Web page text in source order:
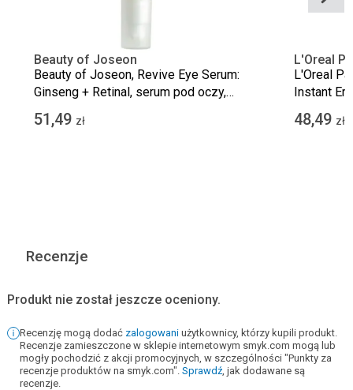
Beauty of Joseon
Beauty of Joseon, Revive Eye Serum:
Ginseng + Retinal, serum pod oczy,
30 ml
51,49 zł
L'Oreal
L'Oreal
Instant
pod
48,49 zł
Recenzje
Produkt nie został jeszcze oceniony.
Recenzję mogą dodać zalogowani użytkownicy, którzy kupili produkt.
Recenzje zamieszczone w sklepie internetowym smyk.com mogą lub
mogły pochodzić z akcji promocyjnych, w szczególności "Punkty za
recenzje produktów na smyk.com". Sprawdź, jak dodawane są
recenzje.